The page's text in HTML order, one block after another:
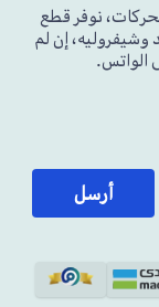
نوفر قطع
وشيفروليه، إن لم
الواتس.
أرسل